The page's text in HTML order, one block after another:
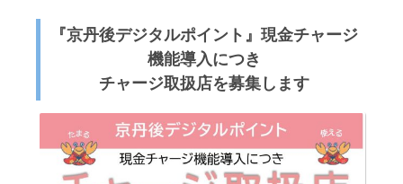
『京丹後デジタルポイント』現金チャージ
機能導入につき
チャージ取扱店を募集します